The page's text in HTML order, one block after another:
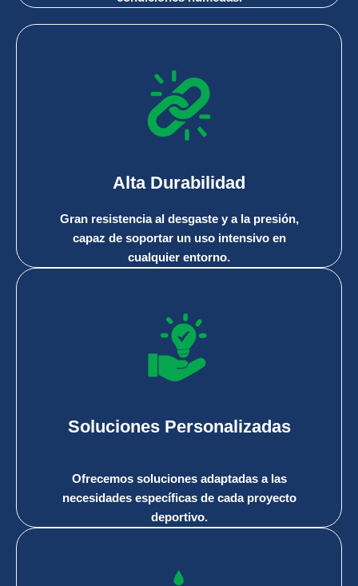
Alta Durabilidad
Gran resistencia al desgaste y a la presión,
capaz de soportar un uso intensivo en
cualquier entorno.
Soluciones Personalizadas
Ofrecemos soluciones adaptadas a las
necesidades específicas de cada proyecto
deportivo.